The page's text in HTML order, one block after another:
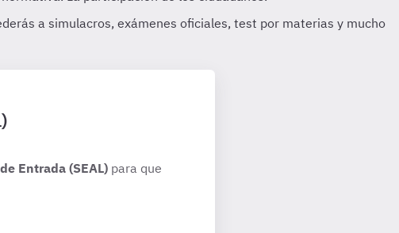
Entrada (SEAL) para que